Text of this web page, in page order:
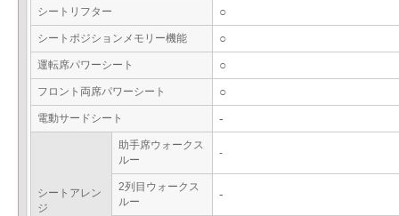
シートリフター ○
シートポジションメモリー機能 ○
運転席パワーシート ○
フロント両席パワーシート ○
電動サードシート -
シートアレン
ジ
助手席ウォークス
ルー
-
2列目ウォークス
ルー
-